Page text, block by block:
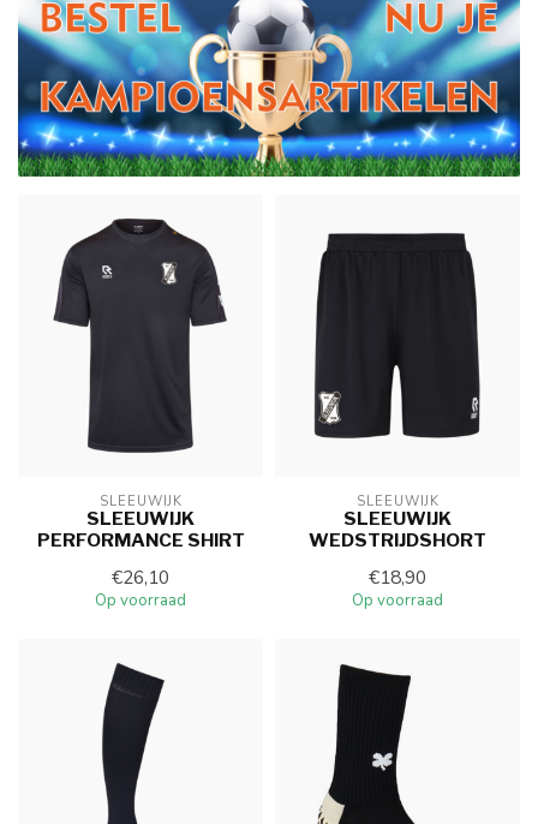
SLEEUWIJK
SLEEUWIJK
PERFORMANCE SHIRT
€26,10
Op voorraad
SLEEUWIJK
SLEEUWIJK
WEDSTRIJDSHORT
€18,90
Op voorraad